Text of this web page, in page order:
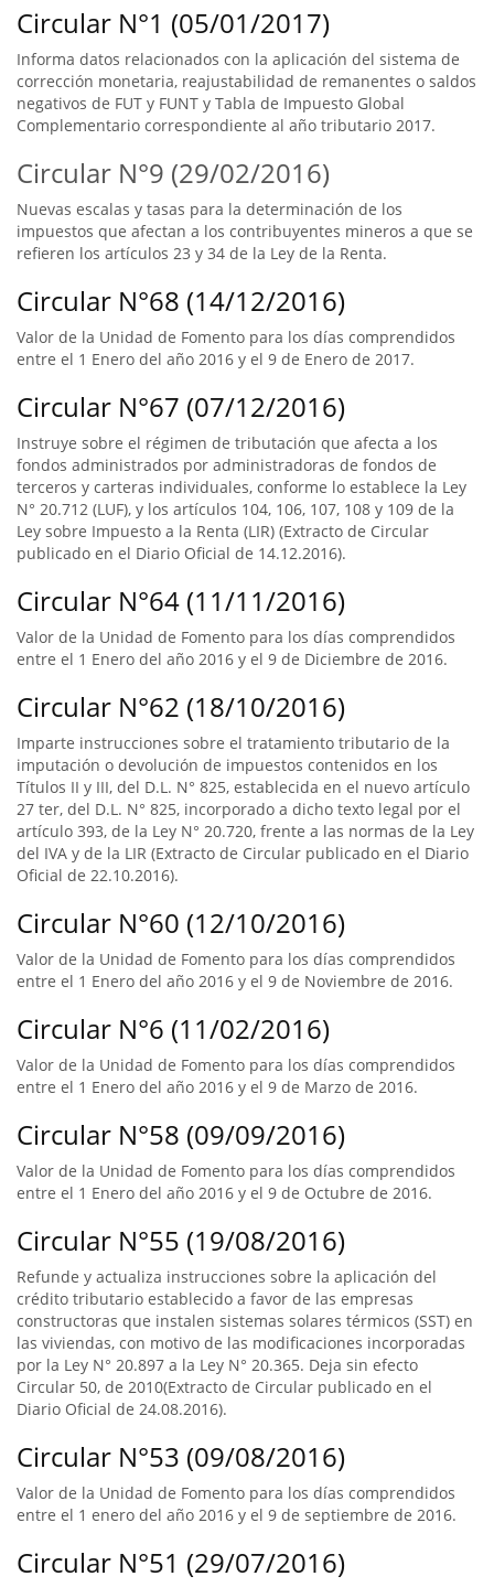
Circular N°1 (05/01/2017)
Informa datos relacionados con la aplicación del sistema de
corrección monetaria, reajustabilidad de remanentes o saldos
negativos de FUT y FUNT y Tabla de Impuesto Global
Complementario correspondiente al año tributario 2017.
Circular N°9 (29/02/2016)
Nuevas escalas y tasas para la determinación de los
impuestos que afectan a los contribuyentes mineros a que se
refieren los artículos 23 y 34 de la Ley de la Renta.
Circular N°68 (14/12/2016)
Valor de la Unidad de Fomento para los días comprendidos
entre el 1 Enero del año 2016 y el 9 de Enero de 2017.
Circular N°67 (07/12/2016)
Instruye sobre el régimen de tributación que afecta a los
fondos administrados por administradoras de fondos de
terceros y carteras individuales, conforme lo establece la Ley
N° 20.712 (LUF), y los artículos 104, 106, 107, 108 y 109 de la
Ley sobre Impuesto a la Renta (LIR) (Extracto de Circular
publicado en el Diario Oficial de 14.12.2016).
Circular N°64 (11/11/2016)
Valor de la Unidad de Fomento para los días comprendidos
entre el 1 Enero del año 2016 y el 9 de Diciembre de 2016.
Circular N°62 (18/10/2016)
Imparte instrucciones sobre el tratamiento tributario de la
imputación o devolución de impuestos contenidos en los
Títulos II y III, del D.L. N° 825, establecida en el nuevo artículo
27 ter, del D.L. N° 825, incorporado a dicho texto legal por el
artículo 393, de la Ley N° 20.720, frente a las normas de la Ley
del IVA y de la LIR (Extracto de Circular publicado en el Diario
Oficial de 22.10.2016).
Circular N°60 (12/10/2016)
Valor de la Unidad de Fomento para los días comprendidos
entre el 1 Enero del año 2016 y el 9 de Noviembre de 2016.
Circular N°6 (11/02/2016)
Valor de la Unidad de Fomento para los días comprendidos
entre el 1 Enero del año 2016 y el 9 de Marzo de 2016.
Circular N°58 (09/09/2016)
Valor de la Unidad de Fomento para los días comprendidos
entre el 1 Enero del año 2016 y el 9 de Octubre de 2016.
Circular N°55 (19/08/2016)
Refunde y actualiza instrucciones sobre la aplicación del
crédito tributario establecido a favor de las empresas
constructoras que instalen sistemas solares térmicos (SST) en
las viviendas, con motivo de las modificaciones incorporadas
por la Ley N° 20.897 a la Ley N° 20.365. Deja sin efecto
Circular 50, de 2010(Extracto de Circular publicado en el
Diario Oficial de 24.08.2016).
Circular N°53 (09/08/2016)
Valor de la Unidad de Fomento para los días comprendidos
entre el 1 enero del año 2016 y el 9 de septiembre de 2016.
Circular N°51 (29/07/2016)